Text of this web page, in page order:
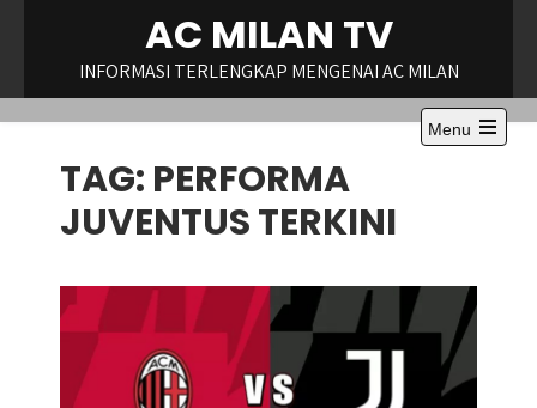
AC MILAN TV
INFORMASI TERLENGKAP MENGENAI AC MILAN
Menu
Open
TAG: PERFORMA
JUVENTUS TERKINI